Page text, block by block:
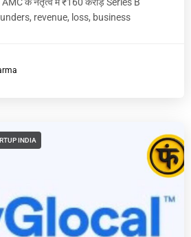
revenue, loss, business
INDIA